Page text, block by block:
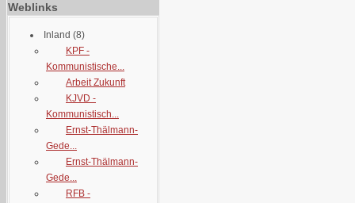
Weblinks
Inland (8)
KPF -
Kommunistische...
Arbeit Zukunft
KJVD -
Kommunistisch...
Ernst-Thälmann-
Gede...
Ernst-Thälmann-
Gede...
RFB -